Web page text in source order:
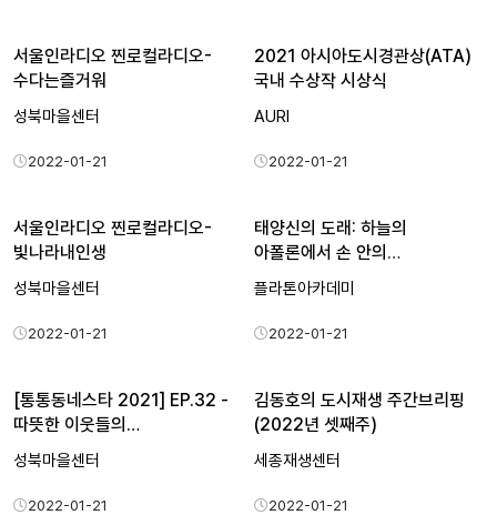
서울인라디오 찐로컬라디오-
수다는즐거워
성북마을센터
2022-01-21
2021 아시아도시경관상(ATA)
국내 수상작 시상식
AURI
2022-01-21
서울인라디오 찐로컬라디오-
빛나라내인생
성북마을센터
2022-01-21
태양신의 도래: 하늘의
아폴론에서 손 안의
페로브스카이…
플라톤아카데미
2022-01-21
[통통동네스타 2021] EP.32 -
따뜻한 이웃들의…
성북마을센터
2022-01-21
김동호의 도시재생 주간브리핑
(2022년 셋째주)
세종재생센터
2022-01-21